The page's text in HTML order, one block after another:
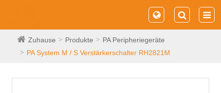
Zuhause Produkte
PA Peripheriegeräte
PA System M / S Verstärkerschalter RH2821M